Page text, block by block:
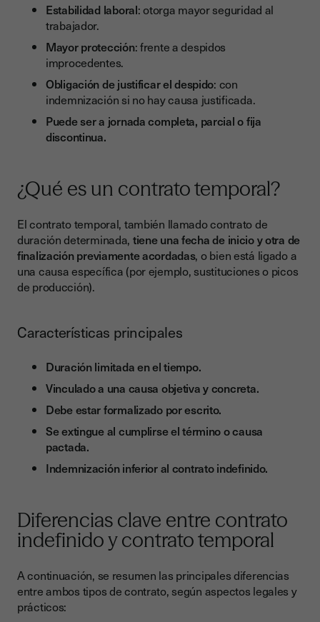
Estabilidad laboral: otorga mayor seguridad al
trabajador.
Mayor protección: frente a despidos
improcedentes.
Obligación de justificar el despido: con
indemnización si no hay causa justificada.
Puede ser a jornada completa, parcial o fija
discontinua.
¿Qué es un contrato temporal?
El contrato temporal, también llamado contrato de
duración determinada, tiene una fecha de inicio y otra de
finalización previamente acordadas, o bien está ligado a
una causa específica (por ejemplo, sustituciones o picos
de producción).
Características principales
Duración limitada en el tiempo.
Vinculado a una causa objetiva y concreta.
Debe estar formalizado por escrito.
Se extingue al cumplirse el término o causa
pactada.
Indemnización inferior al contrato indefinido.
Diferencias clave entre contrato
indefinido y contrato temporal
A continuación, se resumen las principales diferencias
entre ambos tipos de contrato, según aspectos legales y
prácticos: